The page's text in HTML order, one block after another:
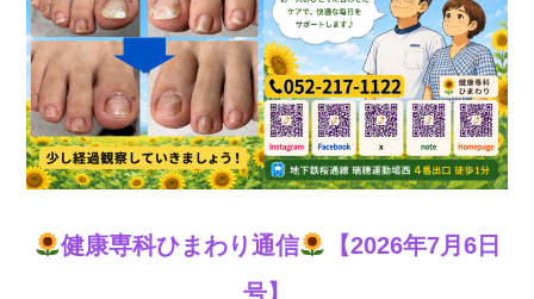
健康専科ひまわり通信
【2026年7月6日
号】